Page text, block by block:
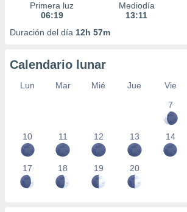
Primera luz
06:19
Mediodía
13:11
Duración del día 12h 57m
Calendario lunar
Lun Mar Mié Jue Vie
7
10 11 12 13 14
17 18 19 20